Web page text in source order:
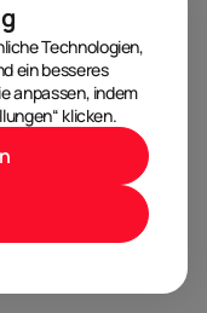
Technologien,
ein besseres
anpassen, indem
klicken.